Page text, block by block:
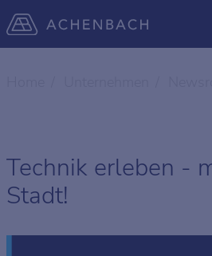
Technik erleben -
Stadt!